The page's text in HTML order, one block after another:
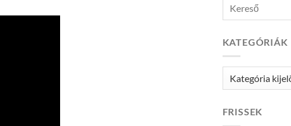
KATEGÓRIÁK
Kategóriák
FRISSEK